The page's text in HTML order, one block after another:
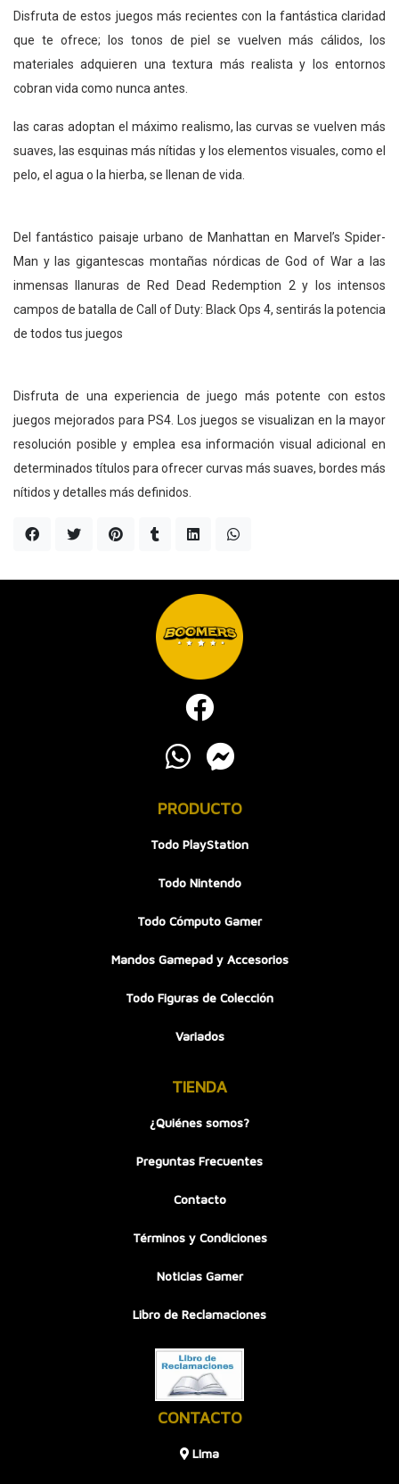
Disfruta de estos juegos más recientes con la fantástica claridad
que te ofrece; los tonos de piel se vuelven más cálidos, los
materiales adquieren una textura más realista y los entornos
cobran vida como nunca antes.
las caras adoptan el máximo realismo, las curvas se vuelven más
suaves, las esquinas más nítidas y los elementos visuales, como el
pelo, el agua o la hierba, se llenan de vida.
Del fantástico paisaje urbano de Manhattan en Marvel’s Spider-
Man y las gigantescas montañas nórdicas de God of War a las
inmensas llanuras de Red Dead Redemption 2 y los intensos
campos de batalla de Call of Duty: Black Ops 4, sentirás la potencia
de todos tus juegos
Disfruta de una experiencia de juego más potente con estos
juegos mejorados para PS4. Los juegos se visualizan en la mayor
resolución posible y emplea esa información visual adicional en
determinados títulos para ofrecer curvas más suaves, bordes más
nítidos y detalles más definidos.
PRODUCTO
Todo PlayStation
Todo Nintendo
Todo Cómputo Gamer
Mandos Gamepad y Accesorios
Todo Figuras de Colección
Variados
TIENDA
¿Quiénes somos?
Preguntas Frecuentes
Contacto
Términos y Condiciones
Noticias Gamer
Libro de Reclamaciones
CONTACTO
LIma